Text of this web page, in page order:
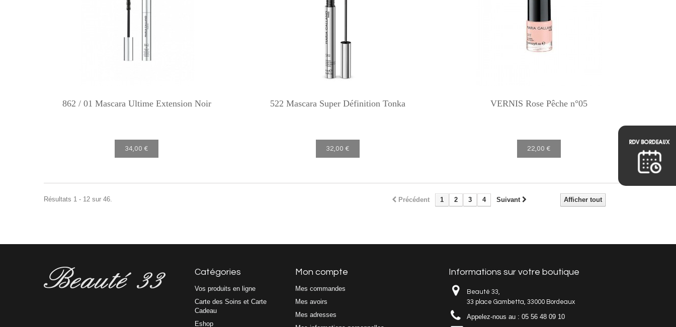
862 / 01 Mascara Ultime Extension Noir
34,00 €
522 Mascara Super Définition Tonka
32,00 €
VERNIS Rose Pêche n°05
22,00 €
Afficher tout
Précédent 1 2 3 4 Suivant
Résultats 1 - 12 sur 46.
Catégories
Vos produits en ligne
Carte des Soins et Carte
Cadeau
Eshop
Mon compte
Mes commandes
Mes avoirs
Mes adresses
Informations sur votre boutique
Beauté 33,
33 place Gambetta, 33000 Bordeaux
Appelez-nous au : 05 56 48 09 10